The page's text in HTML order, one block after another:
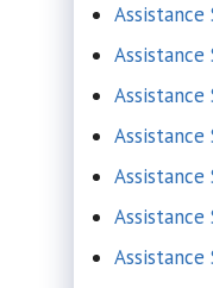
Assistance
Assistance
Assistance
Assistance
Assistance